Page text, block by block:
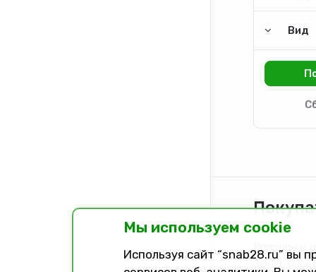
Вид
Каталог
Вопросы и
Заказ,
Мы используем cookie
Используя сайт “snab28.ru” вы